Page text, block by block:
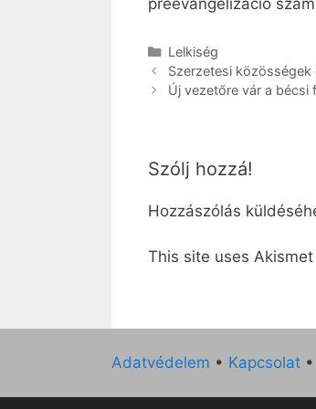
Kategória
Lelkiség
Szerzetesi közösségek
Új vezetőre vár a bécsi
Szólj hozzá!
Hozzászólás
This site uses
Adatvédelem • Kapcsolat •